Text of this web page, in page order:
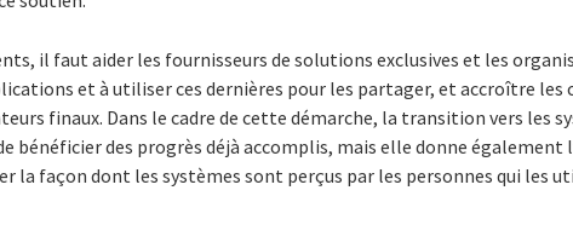
il faut aider les fournisseurs de solutions exclusives et les
et à utiliser ces dernières pour les partager, et accroître les
finaux. Dans le cadre de cette démarche, la transition vers les
bénéficier des progrès déjà accomplis, mais elle donne également
la façon dont les systèmes sont perçus par les personnes qui les